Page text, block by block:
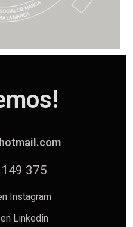
375
Instagram
Linkedin